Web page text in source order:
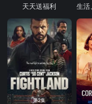
天天送福利
第2集